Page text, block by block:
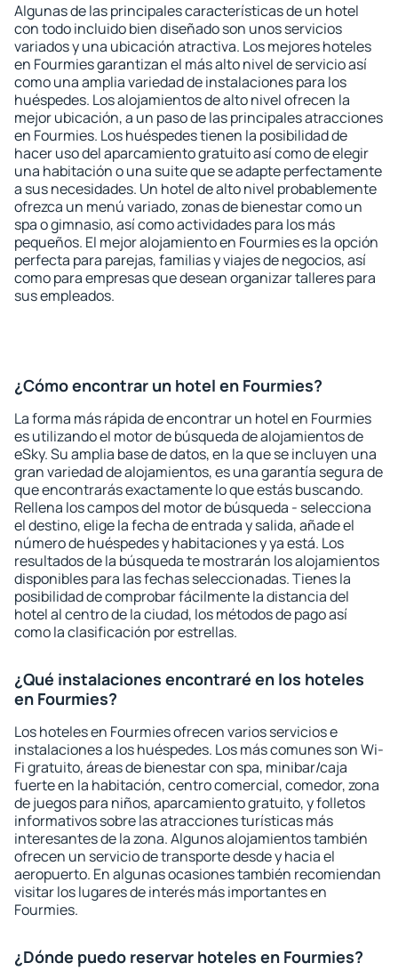
Algunas de las principales características de un hotel
con todo incluido bien diseñado son unos servicios
variados y una ubicación atractiva. Los mejores hoteles
en Fourmies garantizan el más alto nivel de servicio así
como una amplia variedad de instalaciones para los
huéspedes. Los alojamientos de alto nivel ofrecen la
mejor ubicación, a un paso de las principales atracciones
en Fourmies. Los huéspedes tienen la posibilidad de
hacer uso del aparcamiento gratuito así como de elegir
una habitación o una suite que se adapte perfectamente
a sus necesidades. Un hotel de alto nivel probablemente
ofrezca un menú variado, zonas de bienestar como un
spa o gimnasio, así como actividades para los más
pequeños. El mejor alojamiento en Fourmies es la opción
perfecta para parejas, familias y viajes de negocios, así
como para empresas que desean organizar talleres para
sus empleados.
¿Cómo encontrar un hotel en Fourmies?
La forma más rápida de encontrar un hotel en Fourmies
es utilizando el motor de búsqueda de alojamientos de
eSky. Su amplia base de datos, en la que se incluyen una
gran variedad de alojamientos, es una garantía segura de
que encontrarás exactamente lo que estás buscando.
Rellena los campos del motor de búsqueda - selecciona
el destino, elige la fecha de entrada y salida, añade el
número de huéspedes y habitaciones y ya está. Los
resultados de la búsqueda te mostrarán los alojamientos
disponibles para las fechas seleccionadas. Tienes la
posibilidad de comprobar fácilmente la distancia del
hotel al centro de la ciudad, los métodos de pago así
como la clasificación por estrellas.
¿Qué instalaciones encontraré en los hoteles
en Fourmies?
Los hoteles en Fourmies ofrecen varios servicios e
instalaciones a los huéspedes. Los más comunes son Wi-
Fi gratuito, áreas de bienestar con spa, minibar/caja
fuerte en la habitación, centro comercial, comedor, zona
de juegos para niños, aparcamiento gratuito, y folletos
informativos sobre las atracciones turísticas más
interesantes de la zona. Algunos alojamientos también
ofrecen un servicio de transporte desde y hacia el
aeropuerto. En algunas ocasiones también recomiendan
visitar los lugares de interés más importantes en
Fourmies.
¿Dónde puedo reservar hoteles en Fourmies?